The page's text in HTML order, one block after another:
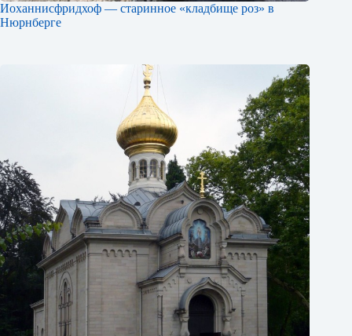
Иоханнисфридхоф — старинное «кладбище роз» в
Нюрнберге